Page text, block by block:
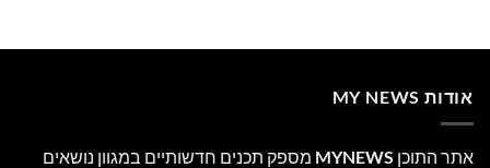
אודות MY NEWS
אתר התוכן MYNEWS מספק תכנים חדשותיים במגוון נושאים